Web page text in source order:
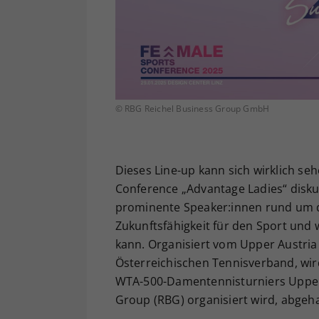
© RBG Reichel Business Group GmbH
Dieses Line-up kann sich wirklich
Conference „Advantage Ladies“
prominente Speaker:innen rund
Zukunftsfähigkeit für den Sport und
kann. Organisiert vom Upper
Österreichischen Tennisverband,
WTA-500-Damentennisturniers
Group (RBG) organisiert wird,